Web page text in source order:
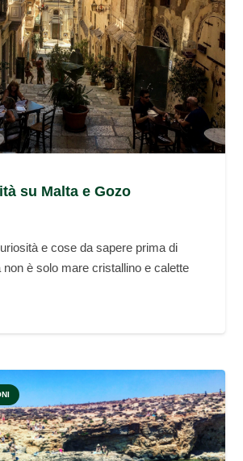
su Malta e Gozo
e cose da sapere prima di
non è solo mare cristallino e calette